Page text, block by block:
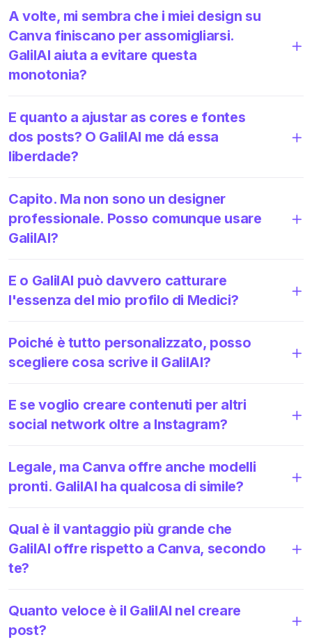
A volte, mi sembra che i miei design su
Canva finiscano per assomigliarsi.
GalilAI aiuta a evitare questa
monotonia?
E quanto a ajustar as cores e fontes
dos posts? O GalilAI me dá essa
liberdade?
Capito. Ma non sono un designer
professionale. Posso comunque usare
GalilAI?
E o GalilAI può davvero catturare
l'essenza del mio profilo di Medici?
Poiché è tutto personalizzato, posso
scegliere cosa scrive il GalilAI?
E se voglio creare contenuti per altri
social network oltre a Instagram?
Legale, ma Canva offre anche modelli
pronti. GalilAI ha qualcosa di simile?
Qual è il vantaggio più grande che
GalilAI offre rispetto a Canva, secondo
te?
Quanto veloce è il GalilAI nel creare
post?